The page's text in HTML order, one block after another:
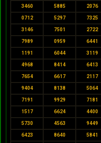
3460 5885 2076
0712 5297 7325
3146 7501 2722
7989 0959 6441
1191 6044 3119
4968 8414 6413
7654 6617 2117
9404 8138 5064
7191 9929 7181
1517 6624 4400
5730 4563 9449
6423 8640 5841